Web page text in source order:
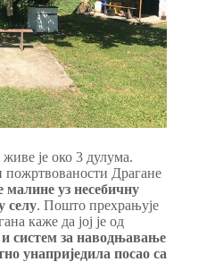
је око 3 дулума.
пожртвованости Драгане
малине уз несебичну
селу. Пошто прехрањује
каже да јој је од
систем за наводњавање
унаприједила посао са